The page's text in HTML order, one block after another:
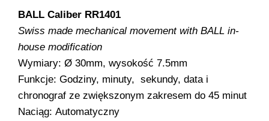
BALL Caliber RR1401
Swiss made mechanical movement with BALL in-
house modification
Wymiary: Ø 30mm, wysokość 7.5mm
Funkcje: Godziny, minuty, sekundy, data i
chronograf ze zwiększonym zakresem do 45 minut
Naciąg: Automatyczny